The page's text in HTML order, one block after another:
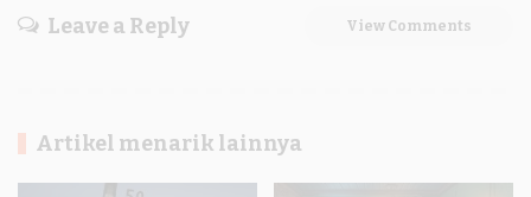
Leave a Reply View Comments
Artikel menarik lainnya